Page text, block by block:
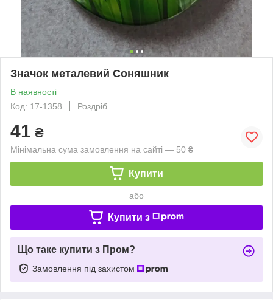
Значок металевий Соняшник
В наявності
Код: 17-1358
Роздріб
41 ₴
Мінімальна сума замовлення на сайті — 50 ₴
Купити
або
Купити з
Що таке купити з Пром?
Замовлення під захистом